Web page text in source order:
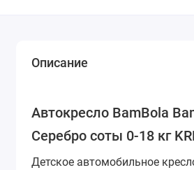
Описание
Автокресло BamBola
Серебро соты 0-18 кг
Детское автомобильное